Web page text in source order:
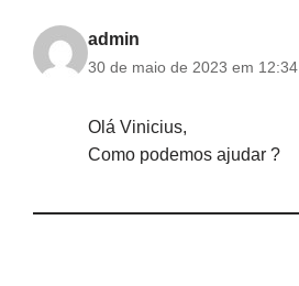
admin
30 de maio de 2023 em 12:34
Olá Vinicius,
Como podemos ajudar ?